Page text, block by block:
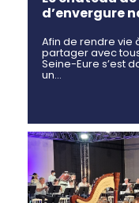
d’envergure
Afin de rendre vie
partager avec
Seine-Eure s’est
un…